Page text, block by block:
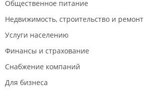
Общественное питание
Недвижимость, строительство и ремонт
Услуги населению
Финансы и страхование
Снабжение компаний
Для бизнеса